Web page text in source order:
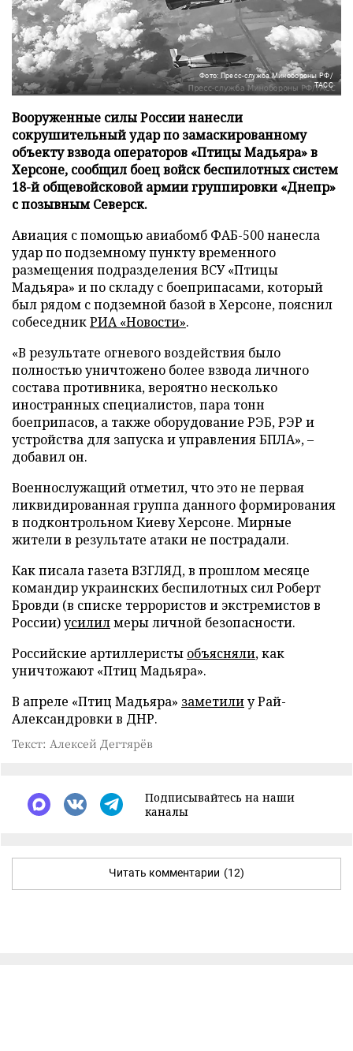
Фото: Пресс-служба Минобороны РФ/
ТАСС
Вооруженные силы России нанесли
сокрушительный удар по замаскированному
объекту взвода операторов «Птицы Мадьяра» в
Херсоне, сообщил боец войск беспилотных систем
18-й общевойсковой армии группировки «Днепр»
с позывным Северск.
Авиация с помощью авиабомб ФАБ-500 нанесла
удар по подземному пункту временного
размещения подразделения ВСУ «Птицы
Мадьяра» и по складу с боеприпасами, который
был рядом с подземной базой в Херсоне, пояснил
собеседникРИА «Новости».
«В результате огневого воздействия было
полностью уничтожено более взвода личного
состава противника, вероятно несколько
иностранных специалистов, пара тонн
боеприпасов, а также оборудование РЭБ, РЭР и
устройства для запуска и управления БПЛА», –
добавил он.
Военнослужащий отметил, что это не первая
ликвидированная группа данного формирования
в подконтрольном Киеву Херсоне. Мирные
жители в результате атаки не пострадали.
Как писала газета ВЗГЛЯД, в прошлом месяце
командир украинских беспилотных сил Роберт
Бровди (в списке террористов и экстремистов в
России)усилилмеры личной безопасности.
Российские артиллеристы объясняли, как
уничтожают «Птиц Мадьяра».
В апреле «Птиц Мадьяра» заметилиу Рай-
Александровки в ДНР.
Текст: Алексей Дегтярёв
Подписывайтесь на наши
каналы
Читать комментарии (12)